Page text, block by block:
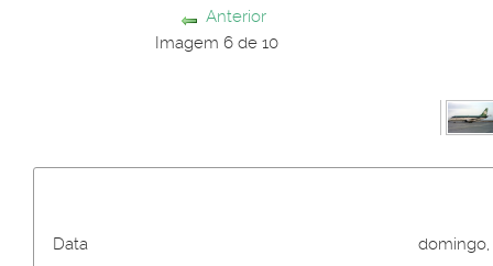
Anterior
Imagem 6 de 10
Data domingo,